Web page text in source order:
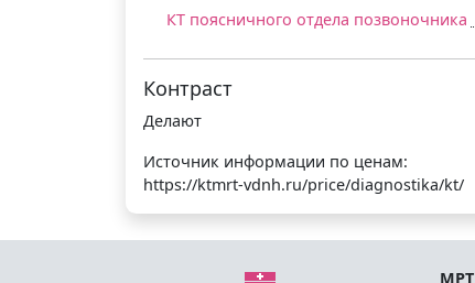
КТ поясничного отдела позвоночника
Контраст
Делают
Источник информации по ценам:
https://ktmrt-vdnh.ru/price/diagnostika/kt/
МРТ